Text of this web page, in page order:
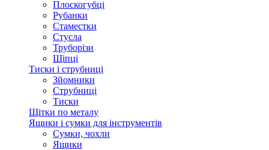
Плоскогубці
Рубанки
Стаместки
Стусла
Труборізи
Щіпці
Тиски і струбниці
Зйомники
Струбниці
Тиски
Щітки по металу
Ящики і сумки для інструментів
Сумки, чохли
Ящики